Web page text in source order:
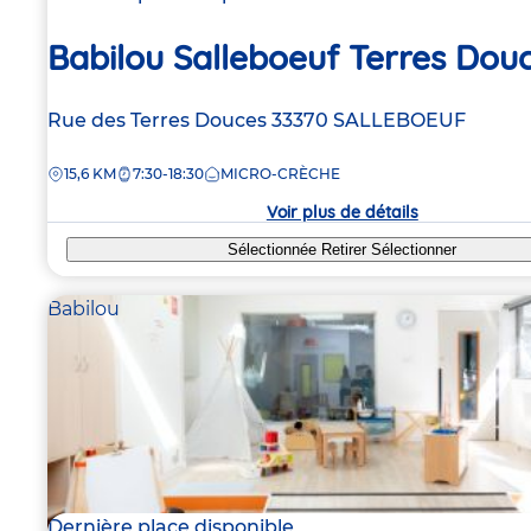
Babilou Salleboeuf Terres
Adresse
la
Rue des Terres Douces 33370 SALLEBOEUF
DISTANCE
15,6 KM 7:30-18:30 MICRO-CRÈCHE
Voir plus de détails
Sélectionnée RetirerSélectionner
Babilou